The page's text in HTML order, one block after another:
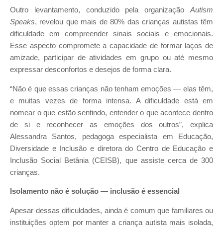
Outro levantamento, conduzido pela organização Autism
Speaks, revelou que mais de 80% das crianças autistas têm
dificuldade em compreender sinais sociais e emocionais.
Esse aspecto compromete a capacidade de formar laços de
amizade, participar de atividades em grupo ou até mesmo
expressar desconfortos e desejos de forma clara.
“Não é que essas crianças não tenham emoções — elas têm,
e muitas vezes de forma intensa. A dificuldade está em
nomear o que estão sentindo, entender o que acontece dentro
de si e reconhecer as emoções dos outros”, explica
Alessandra Santos, pedagoga especialista em Educação,
Diversidade e Inclusão e diretora do Centro de Educação e
Inclusão Social Betânia (CEISB), que assiste cerca de 300
crianças.
Isolamento não é solução — inclusão é essencial
Apesar dessas dificuldades, ainda é comum que familiares ou
instituições optem por manter a criança autista mais isolada,